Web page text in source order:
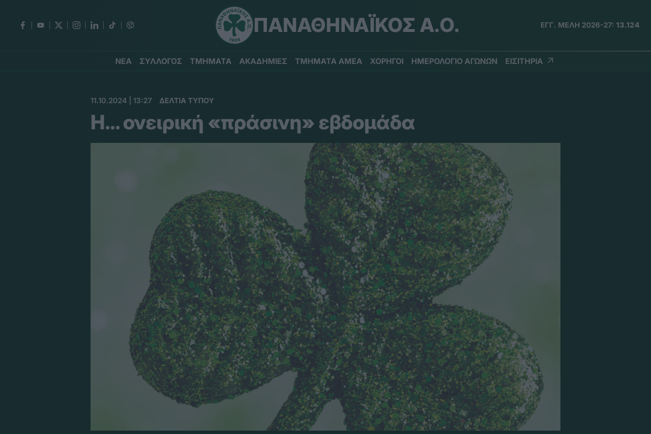
ΠΑΝΑΘΗΝΑΪΚΟΣ Α.Ο. ΕΓΓ. ΜΕΛΗ 2026-27: 13.124
ΝΕΑ ΣΥΛΛΟΓΟΣ ΤΜΗΜΑΤΑ ΑΚΑΔΗΜΙΕΣ ΤΜΗΜΑΤΑ ΑΜΕΑ ΧΟΡΗΓΟΙ ΗΜΕΡΟΛΟΓΙΟ ΑΓΩΝΩΝ ΕΙΣΙΤΗΡΙΑ
11.10.2024 | 13:27 ΔΕΛΤΙΑ ΤΥΠΟΥ
Η… ονειρική «πράσινη» εβδομάδα